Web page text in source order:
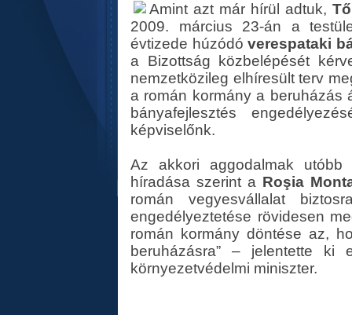
Amint azt már hírül adtuk,
2009. március 23-án a
évtizede húzódóverespataki
a Bizottság közbelépését
nemzetközileg elhíresült terv
a román kormány a beruházás
bányafejlesztés
képviselőnk.
Az akkori aggodalmak utóbb
híradása szerint a Roşia
román vegyesvállalat
engedélyeztetése rövidesen
román kormány döntése az,
beruházásra” – jelentette ki
környezetvédelmi miniszter.